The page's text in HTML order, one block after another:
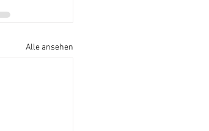
Alle ansehen